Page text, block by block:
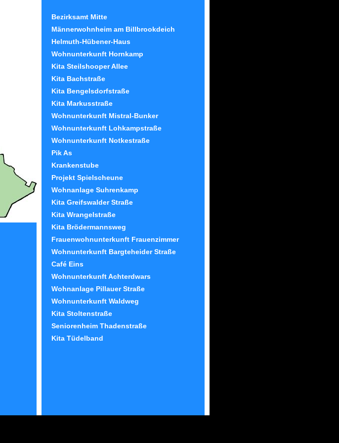
Bezirksamt Mitte
Männerwohnheim am Billbrookdeich
Helmuth-Hübener-Haus
Wohnunterkunft Hornkamp
Kita Steilshooper Allee
Kita Bachstraße
Kita Bengelsdorfstraße
Kita Markusstraße
Wohnunterkunft Mistral-Bunker
Wohnunterkunft Lohkampstraße
Wohnunterkunft Notkestraße
Pik As
Krankenstube
Projekt Spielscheune
Wohnanlage Suhrenkamp
Kita Greifswalder Straße
Kita Wrangelstraße
Kita Brödermannsweg
Frauenwohnunterkunft Frauenzimmer
Wohnunterkunft Bargteheider Straße
Café Eins
Wohnunterkunft Achterdwars
Wohnanlage Pillauer Straße
Wohnunterkunft Waldweg
Kita Stoltenstraße
Seniorenheim Thadenstraße
Kita Tüdelband